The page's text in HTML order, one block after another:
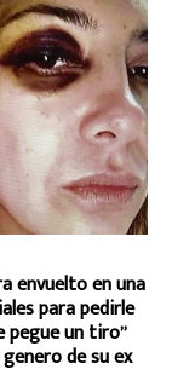
envuelto en una
para pedirle
pegue un tiro”
de su ex